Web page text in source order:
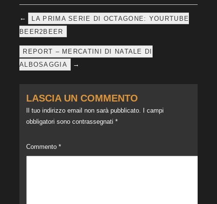
←
LA PRIMA SERIE DI OCTAGONE: YOURTUBE
BEER2BEER
REPORT – MERCATINI DI NATALE DI
ALBOSAGGIA
→
LASCIA UN COMMENTO
Il tuo indirizzo email non sarà pubblicato. I campi
obbligatori sono contrassegnati*
Commento*